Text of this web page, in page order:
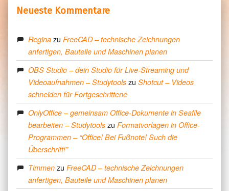
Neueste Kommentare
Regina zuFreeCAD – technische Zeichnungen
anfertigen, Bauteile und Maschinen planen
OBS Studio – dein Studio für Live-Streaming und
Videoaufnahmen – Studytools zuShotcut – Videos
schneiden für Fortgeschrittene
OnlyOffice – gemeinsam Office-Dokumente in Seafile
bearbeiten – Studytools zuFormatvorlagen in Office-
Programmen – “Office! Bei Fußnote! Such die
Überschrift!”
Timmen zuFreeCAD – technische Zeichnungen
anfertigen, Bauteile und Maschinen planen